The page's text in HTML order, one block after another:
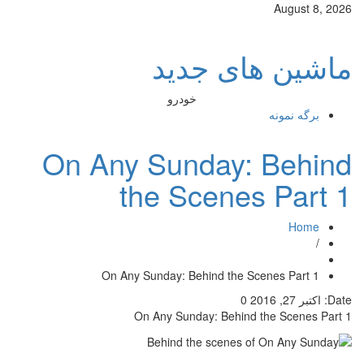
August 8, 2026
ماشین های جدید
خودرو
برگه نمونه
On Any Sunday: Behind
the Scenes Part 1
Home
/
On Any Sunday: Behind the Scenes Part 1
Date: اکتبر 27, 2016
0
On Any Sunday: Behind the Scenes Part 1